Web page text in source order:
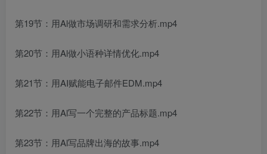
第19节：用Al做市场调研和需求分析.mp4
第20节：用Al做小语种详情优化.mp4
第21节：用AI赋能电子邮件EDM.mp4
第22节：用Al写一个完整的产品标题.mp4
第23节：用Al写品牌出海的故事.mp4